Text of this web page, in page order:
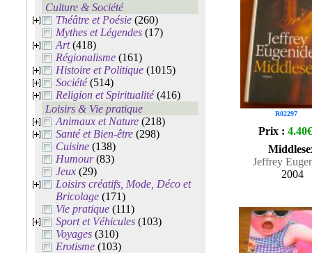
Culture & Société
Théâtre et Poésie (260)
Mythes et Légendes (17)
Art(418)
Régionalisme (161)
Histoire et Politique (1015)
Société(514)
Religion et Spiritualité(416)
Loisirs & Vie pratique
Animaux et Nature (218)
Santé et Bien-être (298)
Cuisine (138)
Humour(83)
Jeux (29)
Loisirs créatifs, Mode, Déco et
Bricolage (171)
Vie pratique (111)
Sport et Véhicules (103)
Voyages (310)
Erotisme (103)
R02297
Prix : 4.40€
Jeffrey
2004